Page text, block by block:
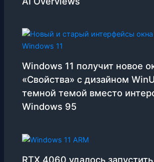
Windows 11 получит новое
«Свойства» с дизайном
темной темой вместо
Windows 95
RTX 4060 удалось